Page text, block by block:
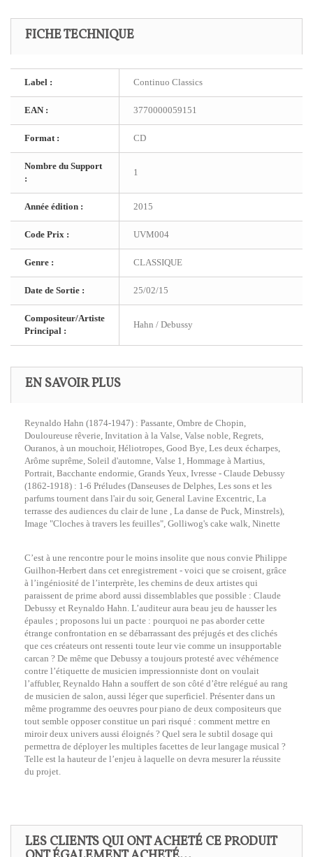
FICHE TECHNIQUE
Label : Continuo Classics
EAN : 3770000059151
Format : CD
Nombre du Support
:
1
Année édition : 2015
Code Prix : UVM004
Genre : CLASSIQUE
Date de Sortie : 25/02/15
Compositeur/Artiste
Principal :
Hahn / Debussy
EN SAVOIR PLUS
Reynaldo Hahn (1874-1947) : Passante, Ombre de Chopin,
Douloureuse rêverie, Invitation à la Valse, Valse noble, Regrets,
Ouranos, à un mouchoir, Héliotropes, Good Bye, Les deux écharpes,
Arôme suprême, Soleil d'automne, Valse 1, Hommage à Martius,
Portrait, Bacchante endormie, Grands Yeux, Ivresse - Claude Debussy
(1862-1918) : 1-6 Préludes (Danseuses de Delphes, Les sons et les
parfums tournent dans l'air du soir, General Lavine Excentric, La
terrasse des audiences du clair de lune , La danse de Puck, Minstrels),
Image "Cloches à travers les feuilles", Golliwog's cake walk, Ninette
C’est à une rencontre pour le moins insolite que nous convie Philippe
Guilhon-Herbert dans cet enregistrement - voici que se croisent, grâce
à l’ingéniosité de l’interprète, les chemins de deux artistes qui
paraissent de prime abord aussi dissemblables que possible : Claude
Debussy et Reynaldo Hahn. L’auditeur aura beau jeu de hausser les
épaules ; proposons lui un pacte : pourquoi ne pas aborder cette
étrange confrontation en se débarrassant des préjugés et des clichés
que ces créateurs ont ressenti toute leur vie comme un insupportable
carcan ? De même que Debussy a toujours protesté avec véhémence
contre l’étiquette de musicien impressionniste dont on voulait
l’affubler, Reynaldo Hahn a souffert de son côté d’être relégué au rang
de musicien de salon, aussi léger que superficiel. Présenter dans un
même programme des oeuvres pour piano de deux compositeurs que
tout semble opposer constitue un pari risqué : comment mettre en
miroir deux univers aussi éloignés ? Quel sera le subtil dosage qui
permettra de déployer les multiples facettes de leur langage musical ?
Telle est la hauteur de l’enjeu à laquelle on devra mesurer la réussite
du projet.
LES CLIENTS QUI ONT ACHETÉ CE PRODUIT